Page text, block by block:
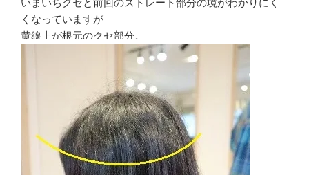
いまいちクセと前回のストレート部分の境がわかりにく
くなっていますが
黄線上が根元のクセ部分。